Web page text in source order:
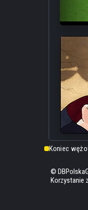
Koniec
©
Korzystanie